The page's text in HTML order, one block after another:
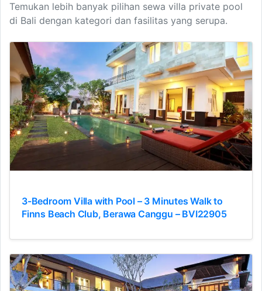
Temukan lebih banyak pilihan sewa villa private pool
di Bali dengan kategori dan fasilitas yang serupa.
3-Bedroom Villa with Pool – 3 Minutes Walk to
Finns Beach Club, Berawa Canggu – BVI22905